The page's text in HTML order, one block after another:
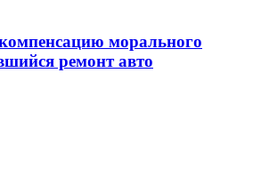
морального
ремонт авто